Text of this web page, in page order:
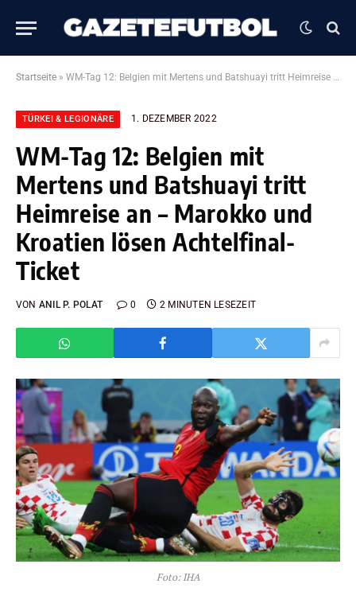
Startseite » WM-Tag 12: Belgien mit Mertens und Batshuayi tritt Heimreise an – Marokko und Kroatien lösen Achtelfinal-Ticket
TÜRKEI & LEGIONÄRE 1. DEZEMBER 2022
WM-Tag 12: Belgien mit
Mertens und Batshuayi tritt
Heimreise an – Marokko und
Kroatien lösen Achtelfinal-
Ticket
VON ANIL P. POLAT 0 2 MINUTEN LESEZEIT
Foto: IHA